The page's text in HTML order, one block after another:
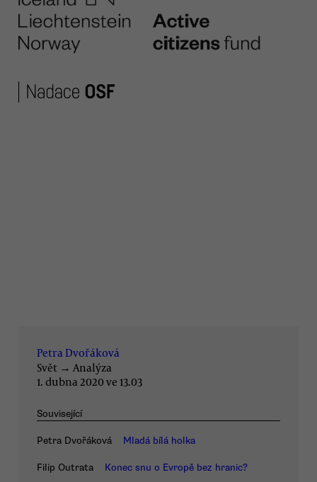
Petra Dvořáková
Svět → Analýza
1. dubna 2020 ve 13.03
Související
Petra Dvořáková Mladá bílá holka
Filip Outrata Konec snu o Evropě bez hranic?